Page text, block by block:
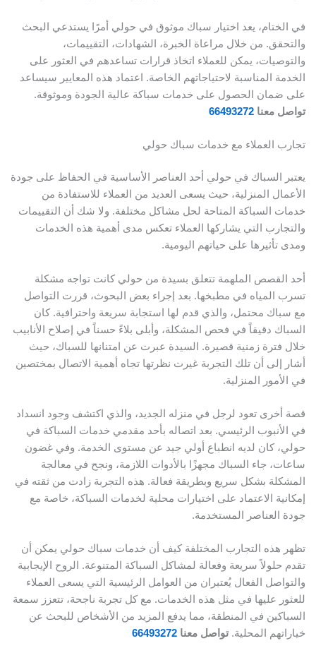
في الختام، يعد اختيار سباك موثوق في حولي أمرًا يستدعي البحث
والتحقق. من خلال مراعاة الخبرة، الشهادات، التقييمات،
والتوصيات، يمكن للعملاء اتخاذ قرارات تساعدهم في العثور على
الخدمة المناسبة لاحتياجاتهم الخاصة. اعتماد هذه المعايير سيساعد
على ضمان الحصول على خدمات سباكة عالية الجودة وموثوقة.
تواصل معنا 66493272
تجارب العملاء مع خدمات سباك حولي
يعتبر السباك في حولي أحد العناصر الأساسية في الحفاظ على جودة
الأعمال المنزلية، حيث يسعى العديد من العملاء للاستفادة من
خدمات السباكة المتاحة لحل مشاكل مختلفة. ولا شك أن التقييمات
والتجارب التي يشاركها العملاء تعكس مدى أهمية هذه الخدمات
ومدى تأثيرها على حياتهم اليومية.
أحد القصص الملهمة تتعلق بسيدة من حولي كانت تواجه مشكلة
تسرب المياه في مطبخها. بعد إجراء بعض البحوث، قررت التواصل
مع سباك محتمل، والذي قدم لها استجابة سريعة واحترافية. كان
السباك دقيقاً في فحص المشكلة، وأبلى بلاءً حسناً في إصلاح الأنابيب
خلال فترة زمنية قصيرة. السيدة عبرت عن امتنانها للسباك، حيث
أشار إلى أن تلك التجربة غيرت نظرتها تجاه أهمية الاتصال بمختصين
في الأمور المنزلية.
قصة أخرى تعود لرجل في منزله الجديد، والذي اكتشف وجود انسداد
في الأنبوب الرئيسي. بعد اتصاله بأحد مقدمي خدمات السباكة في
حولي، كان لديه انطباع أولي جيد عن مستوى الخدمة. وفي غضون
ساعات، جاء السباك مجهزًا بالأدوات اللازمة، ونجح في معالجة
المشكلة بشكل سريع وبطريقة فعالة. هذه التجربة زادت من ثقته في
إمكانية الاعتماد على اختيارات محلية لخدمات السباكة، خاصة مع
جودة العناصر المستخدمة.
تظهر هذه التجارب المختلفة كيف أن خدمات سباك حولي يمكن أن
تقدم حلولاً سريعة وفعالة لمشاكل السباكة المتنوعة. الروح الإيجابية
والتواصل الفعال يُعتبران من العوامل الرئيسية التي يسعى العملاء
للعثور عليها في مثل هذه الخدمات. مع كل تجربة ناجحة، تتعزز سمعة
السباكين في المنطقة، مما يدفع المزيد من الأشخاص للبحث عن
خياراتهم المحلية.تواصل معنا 66493272